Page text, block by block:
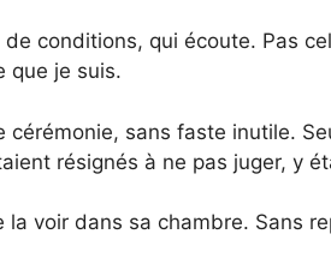
conditions, qui écoute. Pas
que je suis.
sans faste inutile.
résignés à ne pas juger, y
voir dans sa chambre. Sans